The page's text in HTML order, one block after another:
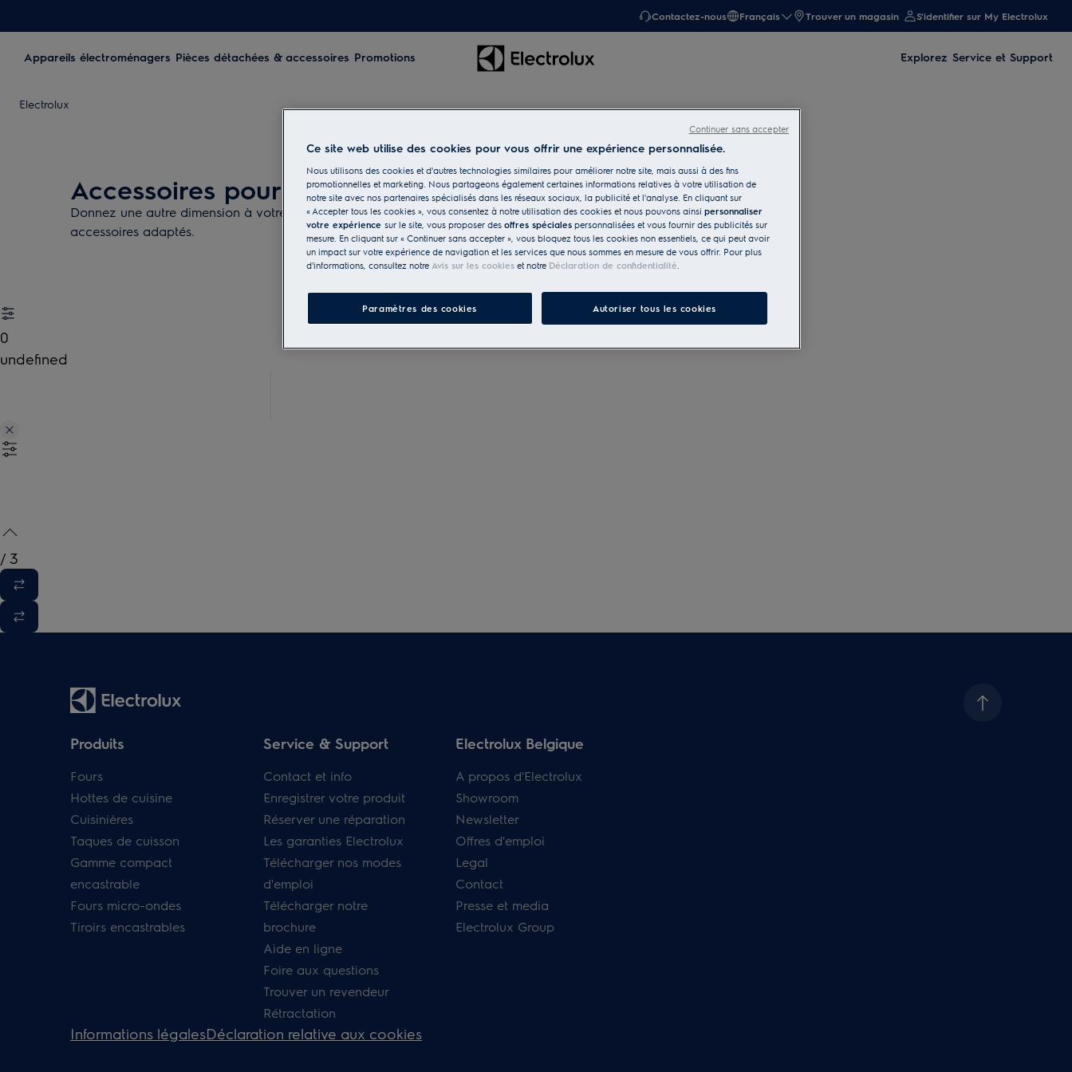
Contactez-nous Français Trouver un magasin S'identifier sur My Electrolux
Appareils électroménagers Pièces détachées & accessoires Promotions Explorez Service et Support
Electrolux
Accessoires pour la cuisson
Donnez une autre dimension à votre cuisine avec les ustensiles et
accessoires adaptés.
0
undefined
/ 3
Produits
Fours
Hottes de cuisine
Cuisinières
Taques de cuisson
Gamme compact
encastrable
Fours micro-ondes
Tiroirs encastrables
Service & Support
Contact et info
Enregistrer votre produit
Réserver une réparation
Les garanties Electrolux
Télécharger nos modes
d'emploi
Télécharger notre
brochure
Aide en ligne
Foire aux questions
Trouver un revendeur
Rétractation
Electrolux Belgique
A propos d'Electrolux
Showroom
Newsletter
Offres d'emploi
Legal
Contact
Presse et media
Electrolux Group
Informations légalesDéclaration relative aux cookies
Ce site web utilise des cookies pour vous offrir une expérience personnalisée.
Nous utilisons des cookies et d'autres technologies similaires pour améliorer notre site, mais aussi à des fins
promotionnelles et marketing. Nous partageons également certaines informations relatives à votre utilisation de
notre site avec nos partenaires spécialisés dans les réseaux sociaux, la publicité et l'analyse. En cliquant sur
« Accepter tous les cookies », vous consentez à notre utilisation des cookies et nous pouvons ainsi personnaliser
votre expérience sur le site, vous proposer des offres spéciales personnalisées et vous fournir des publicités sur
mesure. En cliquant sur « Continuer sans accepter », vous bloquez tous les cookies non essentiels, ce qui peut avoir
un impact sur votre expérience de navigation et les services que nous sommes en mesure de vous offrir. Pour plus
d'informations, consultez notre Avis sur les cookies et notre Déclaration de confidentialité
Paramètres des cookies Autoriser tous les cookies
Continuer sans accepter